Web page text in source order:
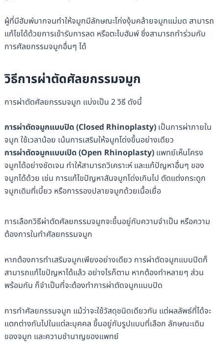
ผู้ที่มีฮัมพ์มากจนทำให้จมูกมีลักษณะโก่งงุ้มคล้ายจมูกแม่มด สามารถ
แก้ไขได้ด้วยการเข้ารับการลด หรือตะไบฮัมพ์ ซึ่งสามารถทำร่วมกับ
การศัลยกรรมจมูกอื่นๆ ได้
วิธีการผ่าตัดศัลยกรรมจมูก
การผ่าตัดศัลยกรรมจมูก แบ่งเป็น 2 วิธี ดังนี้
การผ่าตัดจมูกแบบปิด (Closed Rhinoplasty)เป็นการผ่าภายใน
จมูก ใช้เวลาน้อย เน้นการเสริมให้จมูกโด่งขึ้นอย่างเดียว
การผ่าตัดจมูกแบบเปิด (Open Rhinoplasty) แพทย์เห็นโครง
จมูกได้อย่างชัดเจน ทำให้สามารถวิเคราะห์ และแก้ปัญหาอื่นๆ ของ
จมูกได้ด้วย เช่น การแก้ไขปัญหาสันจมูกโด่งเกินไป ตัดแต่งกระดูก
จมูกเดิมที่เบี้ยว หรือการรองปลายจมูกด้วยเนื้อเยื่อ
การเลือกวิธีผ่าตัดศัลยกรรมจมูกจะขึ้นอยู่กับความจำเป็น หรือความ
ต้องการในทำศัลยกรรมจมูก
หากต้องการทำเสริมจมูกเพียงอย่างเดียว การผ่าตัดจมูกแบบปิดก็
สามารถแก้ไขปัญหาได้แล้ว อย่างไรก็ตาม หากต้องทำหลายๆ ส่วน
พร้อมกัน ก็จำเป็นที่จะต้องทำการผ่าตัดจมูกแบบปิด
การทำศัลยกรรมจมูก แม้ว่าจะใช้วัสดุชนิดเดียวกัน แต่ผลลัพธ์ที่ได้จะ
แตกต่างกันไปในแต่ละบุคคล ขึ้นอยู่กับรูปแบบที่เลือก ลักษณะเดิม
ของจมูก และความชำนาญของแพทย์